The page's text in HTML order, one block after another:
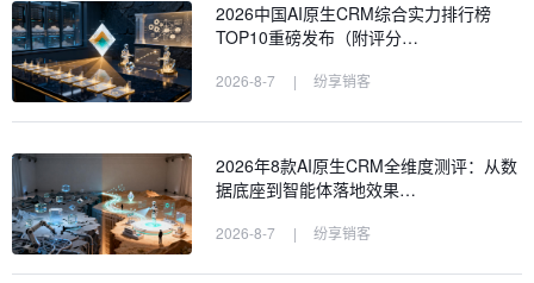
2026中国AI原生CRM综合实力排行榜
TOP10重磅发布（附评分…
2026-8-7 | 纷享销客
2026年8款AI原生CRM全维度测评：从数
据底座到智能体落地效果…
2026-8-7 | 纷享销客